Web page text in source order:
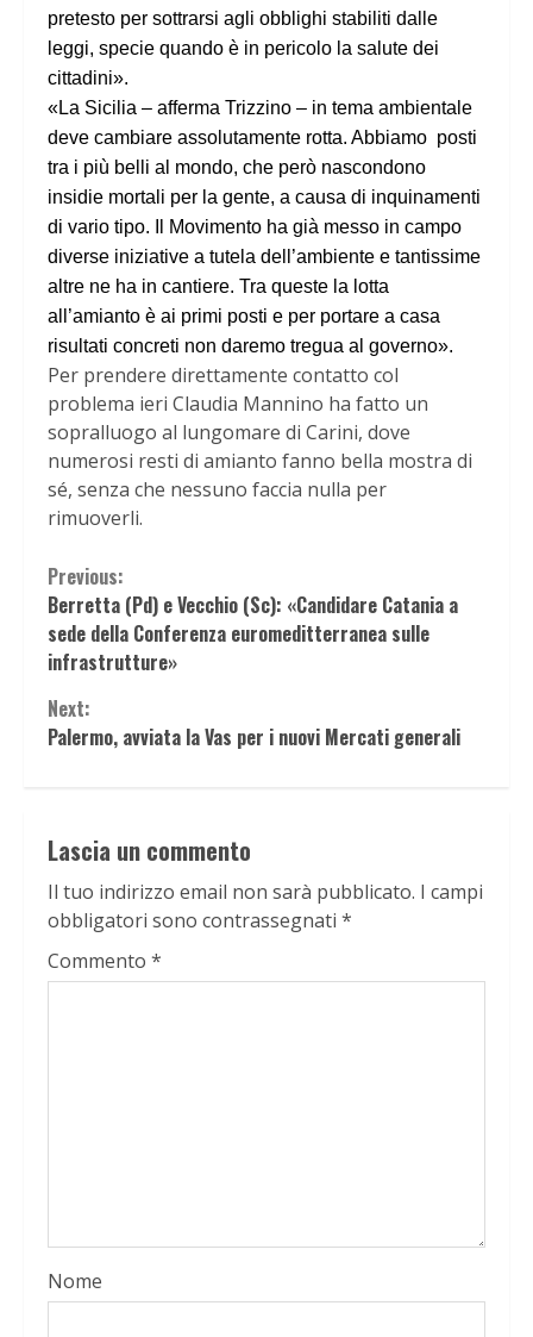
pretesto per sottrarsi agli obblighi stabiliti dalle
leggi, specie quando è in pericolo la salute dei
cittadini».
«La Sicilia – afferma Trizzino – in tema ambientale
deve cambiare assolutamente rotta. Abbiamo posti
tra i più belli al mondo, che però nascondono
insidie mortali per la gente, a causa di inquinamenti
di vario tipo. Il Movimento ha già messo in campo
diverse iniziative a tutela dell’ambiente e tantissime
altre ne ha in cantiere. Tra queste la lotta
all’amianto è ai primi posti e per portare a casa
risultati concreti non daremo tregua al governo».
Per prendere direttamente contatto col
problema ieri Claudia Mannino ha fatto un
sopralluogo al lungomare di Carini, dove
numerosi resti di amianto fanno bella mostra di
sé, senza che nessuno faccia nulla per
rimuoverli.
Continue
Reading
Previous:
Berretta (Pd) e Vecchio (Sc): «Candidare Catania a
sede della Conferenza euromeditterranea sulle
infrastrutture»
Next:
Palermo, avviata la Vas per i nuovi Mercati generali
Lascia un commento
Il tuo indirizzo email non sarà pubblicato. I campi
obbligatori sono contrassegnati *
Commento *
Nome